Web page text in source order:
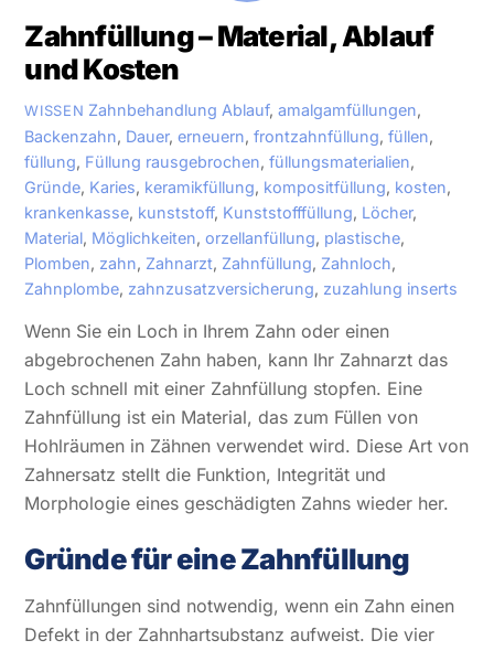
Zahnfüllung – Material, Ablauf
und Kosten
WISSEN Zahnbehandlung Ablauf,amalgamfüllungen,
Backenzahn, Dauer,erneuern,frontzahnfüllung,füllen,
füllung, Füllung rausgebrochen,füllungsmaterialien,
Gründe, Karies, keramikfüllung, kompositfüllung, kosten,
krankenkasse, kunststoff, Kunststofffüllung, Löcher,
Material, Möglichkeiten,orzellanfüllung, plastische,
Plomben, zahn, Zahnarzt, Zahnfüllung, Zahnloch,
Zahnplombe, zahnzusatzversicherung, zuzahlung inserts
Wenn Sie ein Loch in Ihrem Zahn oder einen
abgebrochenen Zahn haben, kann Ihr Zahnarzt das
Loch schnell mit einer Zahnfüllung stopfen. Eine
Zahnfüllung ist ein Material, das zum Füllen von
Hohlräumen in Zähnen verwendet wird. Diese Art von
Zahnersatz stellt die Funktion, Integrität und
Morphologie eines geschädigten Zahns wieder her.
Gründe für eine Zahnfüllung
Zahnfüllungen sind notwendig, wenn ein Zahn einen
Defekt in der Zahnhartsubstanz aufweist. Die vier